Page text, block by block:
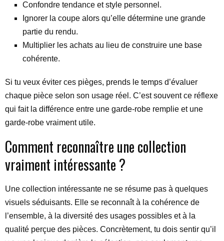
Confondre tendance et style personnel.
Ignorer la coupe alors qu’elle détermine une grande
partie du rendu.
Multiplier les achats au lieu de construire une base
cohérente.
Si tu veux éviter ces pièges, prends le temps d’évaluer
chaque pièce selon son usage réel. C’est souvent ce réflexe
qui fait la différence entre une garde-robe remplie et une
garde-robe vraiment utile.
Comment reconnaître une collection
vraiment intéressante ?
Une collection intéressante ne se résume pas à quelques
visuels séduisants. Elle se reconnaît à la cohérence de
l’ensemble, à la diversité des usages possibles et à la
qualité perçue des pièces. Concrètement, tu dois sentir qu’il